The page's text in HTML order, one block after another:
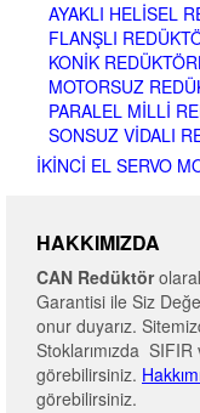
AYAKLI HELISEL
FLANŞLI
KONIK
MOTORSUZ
PARALEL MILLI
SONSUZ VIDALI
İKINCI EL SERVO
HAKKIMIZDA
CAN Redüktör
Garantisi ile Siz
onur duyarız.
Stoklarımızda SIFIR
görebilirsiniz.
görebilirsiniz.